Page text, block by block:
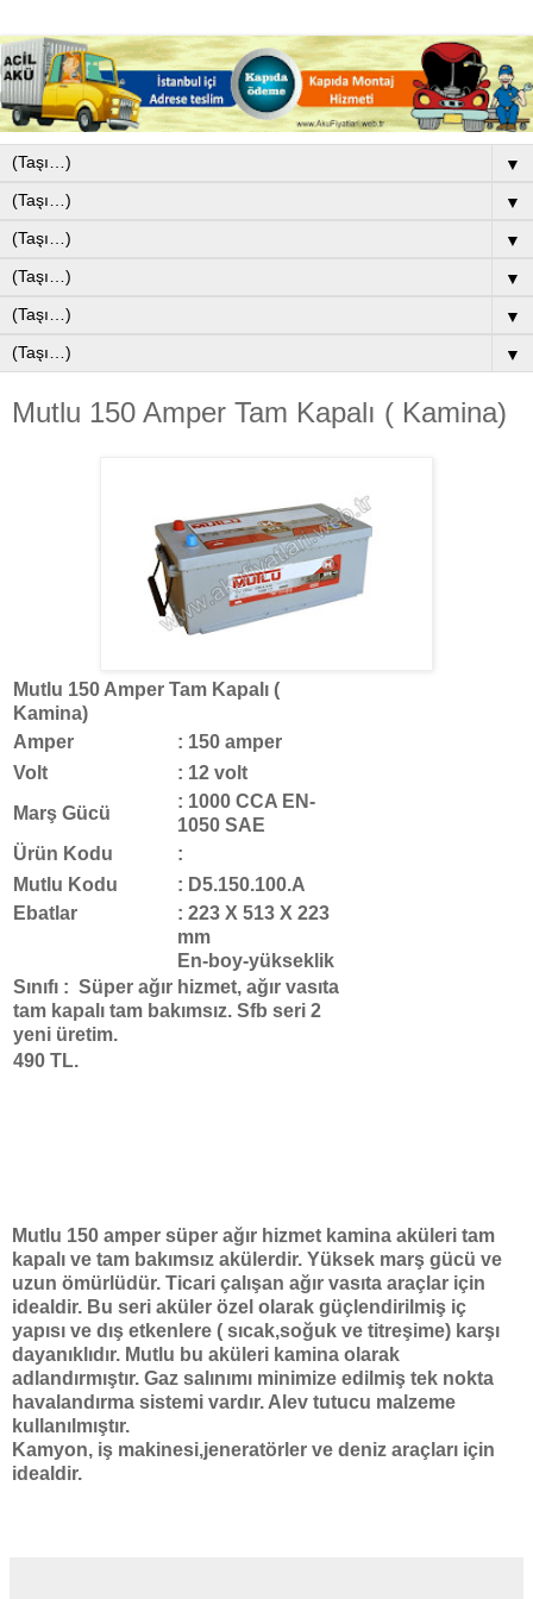
▼
▼
▼
▼
▼
▼
Mutlu 150 Amper Tam Kapalı ( Kamina)
Mutlu 150 Amper Tam Kapalı (
Kamina)
Amper
: 150 amper
Volt
: 12 volt
Marş Gücü
: 1000 CCA EN-
1050 SAE
Ürün Kodu
:
Mutlu Kodu
: D5.150.100.A
Ebatlar
: 223 X 513 X 223
mm
En-boy-yükseklik
Sınıfı : Süper ağır hizmet, ağır vasıta
tam kapalı tam bakımsız. Sfb seri 2
yeni üretim.
490 TL.
Mutlu 150 amper süper ağır hizmet kamina aküleri tam
kapalı ve tam bakımsız akülerdir. Yüksek marş gücü ve
uzun ömürlüdür. Ticari çalışan ağır vasıta araçlar için
idealdir. Bu seri aküler özel olarak güçlendirilmiş iç
yapısı ve dış etkenlere ( sıcak,soğuk ve titreşime) karşı
dayanıklıdır. Mutlu bu aküleri kamina olarak
adlandırmıştır. Gaz salınımı minimize edilmiş tek nokta
havalandırma sistemi vardır. Alev tutucu malzeme
kullanılmıştır.
Kamyon, iş makinesi,jeneratörler ve deniz araçları için
idealdir.